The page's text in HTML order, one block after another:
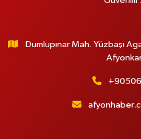
Dumlupınar Mah. Yüzbaşı